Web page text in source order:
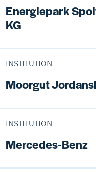
Energiepark
KG
INSTITUTION
Moorgut
INSTITUTION
Mercedes-Benz